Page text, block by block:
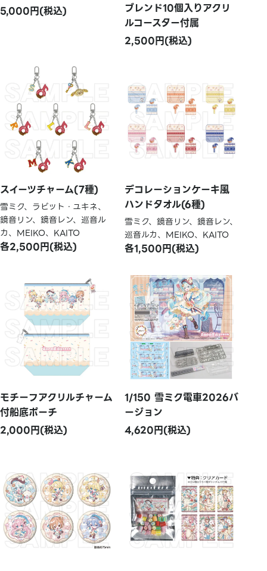
5,000円(税込)
ブレンド10個入りアクリ
ルコースター付属
2,500円(税込)
スイーツチャーム(7種)
雪ミク、ラビット・ユキネ、
鏡音リン、鏡音レン、巡音ル
カ、MEIKO、KAITO
各2,500円(税込)
デコレーションケーキ風
ハンドタオル(6種)
雪ミク、鏡音リン、鏡音レン、
巡音ルカ、MEIKO、KAITO
各1,500円(税込)
モチーフアクリルチャーム
付船底ポーチ
2,000円(税込)
1/150 雪ミク電車2026バ
ージョン
4,620円(税込)